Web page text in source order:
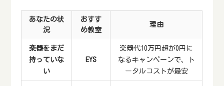
あなたの状
況
おすす
め教室
理由
楽器をまだ
持っていな
い
EYS
楽器代10万円超が0円に
なるキャンペーンで、ト
ータルコストが最安